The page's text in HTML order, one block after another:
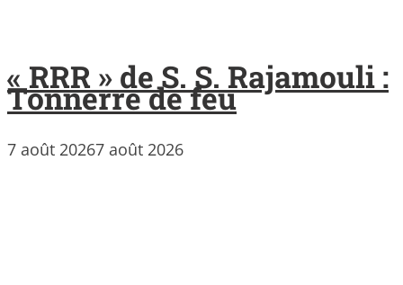
« RRR » de S. S. Rajamouli :
Tonnerre de feu
7 août 20267 août 2026